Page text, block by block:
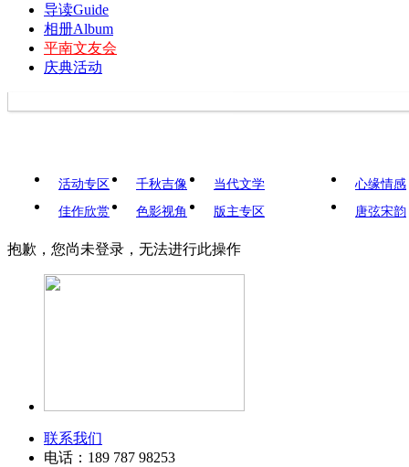
导读Guide
相册Album
平南文友会
庆典活动
活动专区 千秋吉像
当代文学
佳作欣赏
色影视角 版主专区
心缘情感
唐弦宋韵
抱歉，您尚未登录，无法进行此操作
联系我们
电话：189 787 98253